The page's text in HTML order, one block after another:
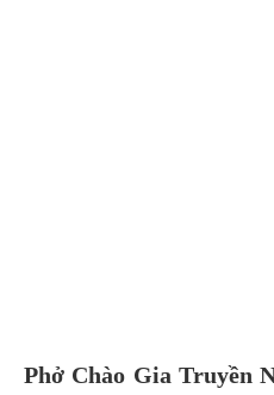
Phở Chào Gia Truyền